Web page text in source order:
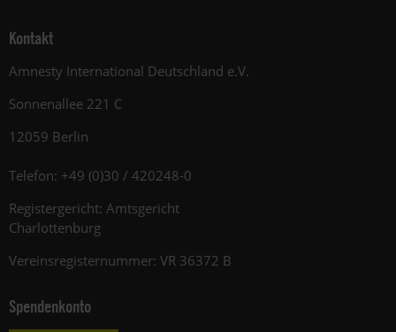
Kontakt
Amnesty International Deutschland e.V.
Sonnenallee 221 C
12059 Berlin
Telefon: +49 (0)30 / 420248-0
Registergericht: Amtsgericht
Charlottenburg
Vereinsregisternummer: VR 36372 B
Spendenkonto